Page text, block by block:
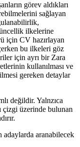
görev aldıkları
sağlayan
ilkelerine
için CV hazırlayan
bu ilkeleri göz
için ayrı bir Zara
kullanılması ve
gereken detaylar
değildir. Yalnzıca
üzerinde bulunan
adaylarda aranabilecek